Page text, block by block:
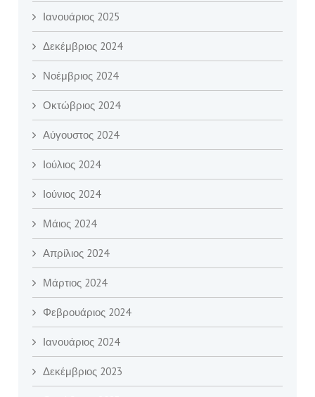
Ιανουάριος 2025
Δεκέμβριος 2024
Νοέμβριος 2024
Οκτώβριος 2024
Αύγουστος 2024
Ιούλιος 2024
Ιούνιος 2024
Μάιος 2024
Απρίλιος 2024
Μάρτιος 2024
Φεβρουάριος 2024
Ιανουάριος 2024
Δεκέμβριος 2023